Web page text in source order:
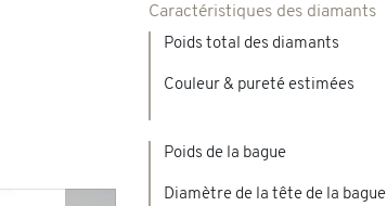
Caractéristiques des diamants
Poids total des diamants
Couleur & pureté estimées
Poids de la bague
Diamètre de la tête de la bague